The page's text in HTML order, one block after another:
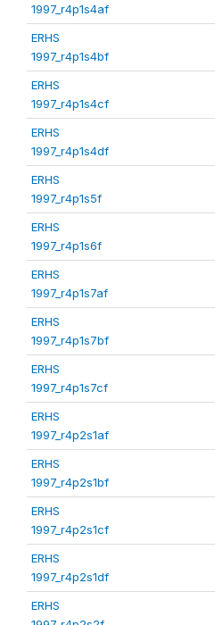
1997_r4p1s4af
ERHS
1997_r4p1s4bf
ERHS
1997_r4p1s4cf
ERHS
1997_r4p1s4df
ERHS
1997_r4p1s5f
ERHS
1997_r4p1s6f
ERHS
1997_r4p1s7af
ERHS
1997_r4p1s7bf
ERHS
1997_r4p1s7cf
ERHS
1997_r4p2s1af
ERHS
1997_r4p2s1bf
ERHS
1997_r4p2s1cf
ERHS
1997_r4p2s1df
ERHS